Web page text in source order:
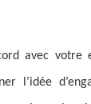
avec votre
l’idée